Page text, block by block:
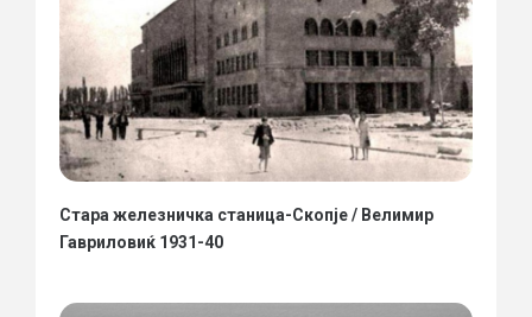
Стара железничка станица-Скопје / Велимир
Гавриловиќ 1931-40